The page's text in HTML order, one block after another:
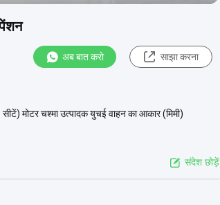
अब बात करो साझा करना
मोटर चश्मा उत्पादक युचई वाहन का आकार (मिमी)
संदेश छोड़ें